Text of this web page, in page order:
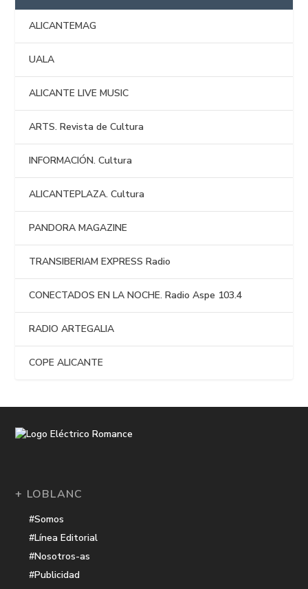
ALICANTEMAG
UALA
ALICANTE LIVE MUSIC
ARTS. Revista de Cultura
INFORMACIÓN. Cultura
ALICANTEPLAZA. Cultura
PANDORA MAGAZINE
TRANSIBERIAM EXPRESS Radio
CONECTADOS EN LA NOCHE. Radio Aspe 103.4
RADIO ARTEGALIA
COPE ALICANTE
+ LOBLANC
#Somos
#Línea Editorial
#Nosotros-as
#Publicidad